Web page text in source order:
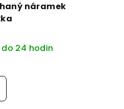
náramek
24 hodin